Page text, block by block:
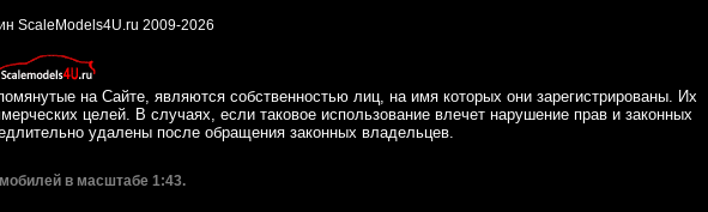
ScaleModels4U.ru 2009-2026
на Сайте, являются собственностью лиц, на имя которых они зарегистрированы. Их
целей. В случаях, если таковое использование влечет нарушение прав и законных
удалены после обращения законных владельцев.
в масштабе 1:43.